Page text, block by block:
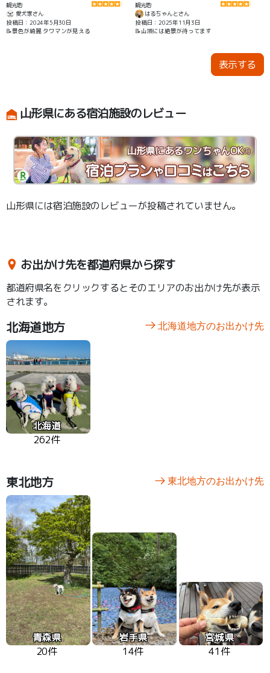
観光地
愛犬家さん
投稿日：2024年5月30日
📝景色が綺麗 タワマンが見える
観光地
はるちゃんとさん
投稿日：2025年11月3日
📝山頂には絶景が待ってます
表示する
山形県にある宿泊施設のレビュー
山形県にあるワンちゃんOKの
山形県には宿泊施設のレビューが投稿されていません。
お出かけ先を都道府県から探す
都道府県名をクリックするとそのエリアのお出かけ先が表示
されます。
北海道地方 北海道地方のお出かけ先
北海道
262件
東北地方 東北地方のお出かけ先
青森県
20件
岩手県
14件
宮城県
41件